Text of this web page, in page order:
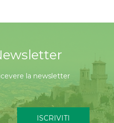
la newsletter
ISCRIVITI